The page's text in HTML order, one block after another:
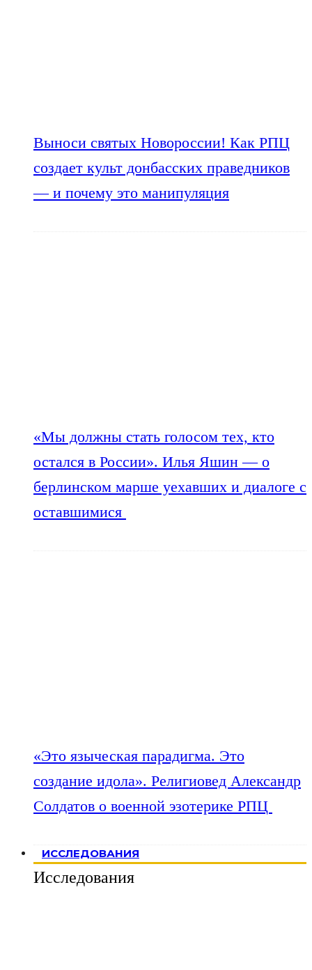
Выноси святых Новороссии! Как РПЦ
создает культ донбасских праведников
— и почему это манипуляция
«Мы должны стать голосом тех, кто
остался в России». Илья Яшин — о
берлинском марше уехавших и диалоге с
оставшимися
«Это языческая парадигма. Это
создание идола». Религиовед Александр
Солдатов о военной эзотерике РПЦ
ИССЛЕДОВАНИЯ
Исследования